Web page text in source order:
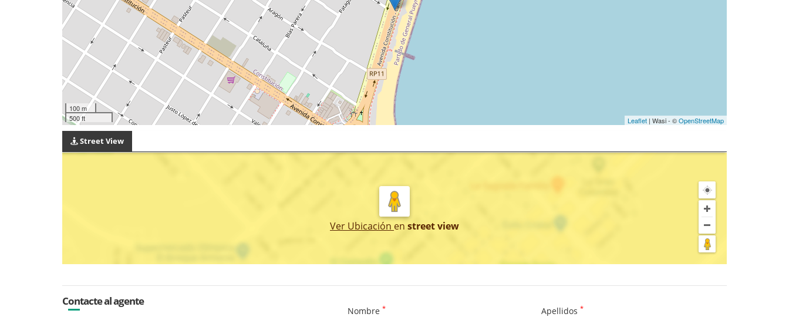
100 m
500 ft
Leaflet | Wasi - ©OpenStreetMap
Street View
Ver Ubicación en street view
Contacte al agente
Nombre * Apellidos *